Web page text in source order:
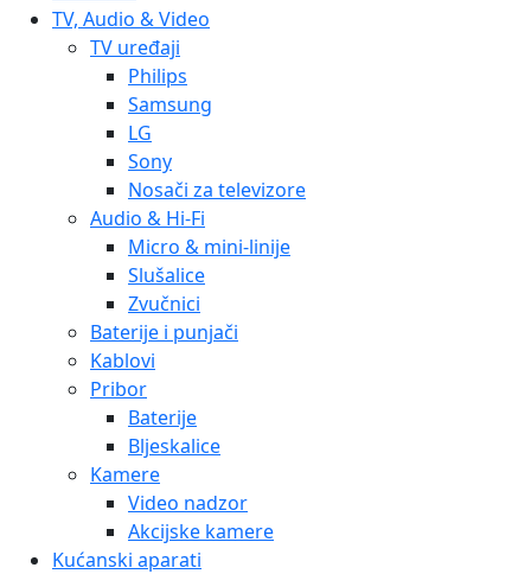
TV, Audio & Video
TV uređaji
Philips
Samsung
LG
Sony
Nosači za televizore
Audio & Hi-Fi
Micro & mini-linije
Slušalice
Zvučnici
Baterije i punjači
Kablovi
Pribor
Baterije
Bljeskalice
Kamere
Video nadzor
Akcijske kamere
Kućanski aparati